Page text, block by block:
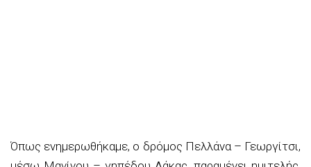
Όπως ενημερωθήκαμε, ο δρόμος Πελλάνα – Γεωργίτσι,